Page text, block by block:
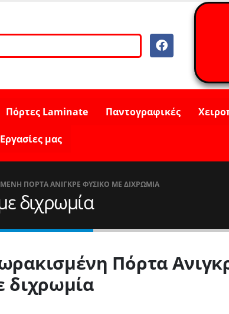
Πόρτες Laminate Παντογραφικές
Εργασίες μας
ΠΌΡΤΑ ΑΝΙΓΚΡΈ ΦΥΣΙΚΌ ΜΕ ΔΙΧΡΩΜΊΑ
διχρωμία
Πόρτα
διχρωμία